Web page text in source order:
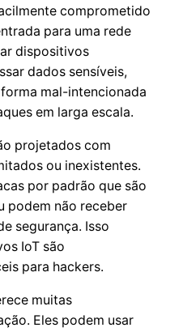
comprometido
para uma rede
dispositivos
dados sensíveis,
mal-intencionada
em larga escala.
projetados com
ou inexistentes.
por padrão que são
podem não receber
segurança. Isso
IoT são
para hackers.
muitas
Eles podem usar